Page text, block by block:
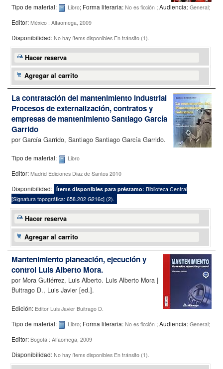
Tipo de material: Libro; Forma literaria: No es ficción ; Audiencia: General;
Editor: México : Alfaomega, 2009
Disponibilidad: No hay ítems disponibles En tránsito (1).
Hacer reserva
Agregar al carrito
La contratación del mantenimiento industrial
Procesos de externalización, contratos y
empresas de mantenimientoSantiago García
Garrido
por García Garrido, Santiago Santiago García Garrido.
Tipo de material: Libro
Editor: Madrid Ediciones Diaz de Santos 2010
Disponibilidad: Ítems disponibles para préstamo:Biblioteca Central
[Signatura topográfica: 658.202 G216c] (2).
Hacer reserva
Agregar al carrito
Mantenimiento planeación, ejecución y
control Luis Alberto Mora.
por Mora Gutiérrez, Luis Alberto. Luis Alberto Mora |
Buitrago D., Luis Javier [ed.].
Edición: Editor Luis Javier Buitrago D.
Tipo de material: Libro; Forma literaria: No es ficción ; Audiencia: General;
Editor: Bogotá : Alfaomega, 2009
Disponibilidad: No hay ítems disponibles En tránsito (1).